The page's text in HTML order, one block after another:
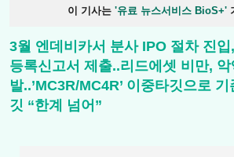
이 기사는 '유료 뉴스서비스 BioS+'
3월 엔데비카서 분사 IPO 절차 진입
등록신고서 제출..리드에셋 비만, 악
발..’MC3R/MC4R’ 이중타깃으로
깃 “한계 넘어”